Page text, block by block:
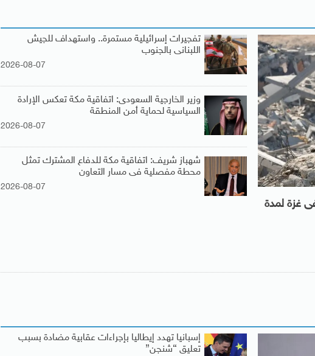
تفجيرات إسرائيلية مستمرة.. واستهداف للجيش
اللبنانى بالجنوب
2026-08-07
وزير الخارجية السعودى: اتفاقية مكة تعكس الإرادة
السياسية لحماية أمن المنطقة
2026-08-07
شهباز شريف: اتفاقية مكة للدفاع المشترك تمثل
محطة مفصلية فى مسار التعاون
2026-08-07
غزة لمدة
إسبانيا تهدد إيطاليا بإجراءات عقابية مضادة بسبب
تعليق “شنجن”